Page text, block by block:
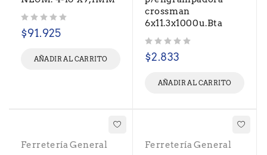
$91.925
AÑADIR AL CARRITO
crossman
6x11.3x1000u.Bta
$2.833
AÑADIR AL CARRITO
Ferretería General
Ferretería General